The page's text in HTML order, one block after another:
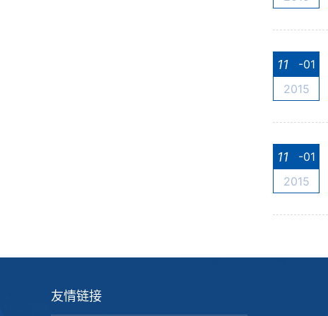
11
-01
2015
11
-01
2015
友情链接